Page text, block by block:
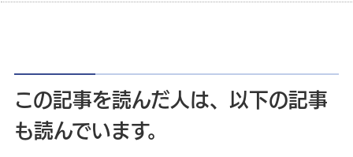
この記事を読んだ人は、以下の記事
も読んでいます。